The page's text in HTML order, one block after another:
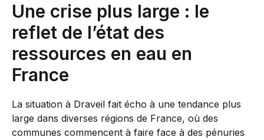
Une crise plus large : le
reflet de l’état des
ressources en eau en
France
La situation à Draveil fait écho à une tendance plus
large dans diverses régions de France, où des
communes commencent à faire face à des pénuries